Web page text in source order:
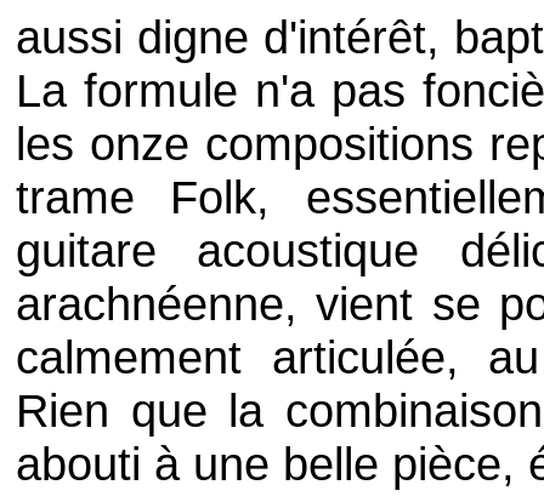
aussi digne d'intérêt,
La formule n'a pas
les onze compositions
trame Folk,
guitare acoustique
arachnéenne, vient se
calmement articulée,
Rien que la
abouti à une belle pièce,